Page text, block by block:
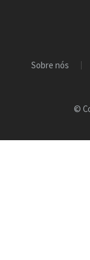
Sobre nós
©